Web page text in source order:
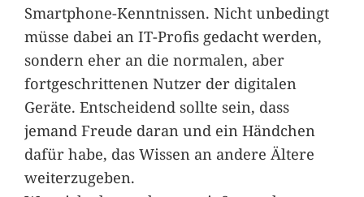
Smartphone-Kenntnissen. Nicht unbedingt
müsse dabei an IT-Profis gedacht werden,
sondern eher an die normalen, aber
fortgeschrittenen Nutzer der digitalen
Geräte. Entscheidend sollte sein, dass
jemand Freude daran und ein Händchen
dafür habe, das Wissen an andere Ältere
weiterzugeben.